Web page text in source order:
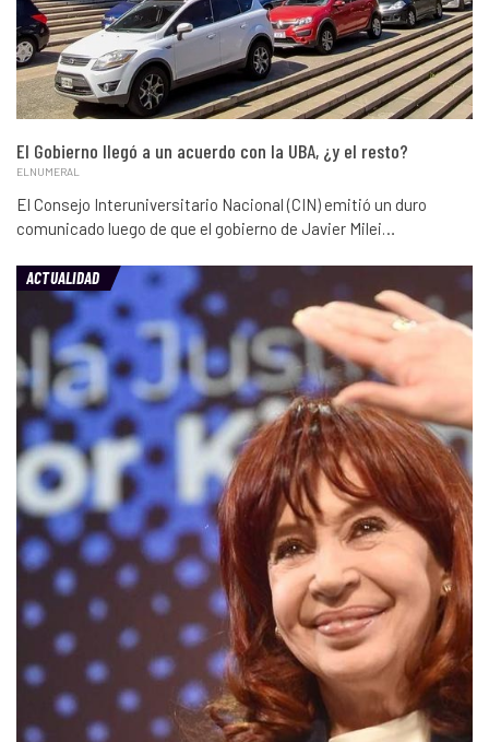
El Gobierno llegó a un acuerdo con la UBA, ¿y el resto?
ELNUMERAL
El Consejo Interuniversitario Nacional (CIN) emitió un duro
comunicado luego de que el gobierno de Javier Milei…
ACTUALIDAD